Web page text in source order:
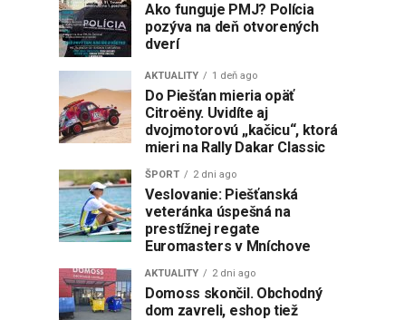
Ako funguje PMJ? Polícia
pozýva na deň otvorených
dverí
AKTUALITY 1 deň ago
Do Piešťan mieria opäť
Citroëny. Uvidíte aj
dvojmotorovú „kačicu“, ktorá
mieri na Rally Dakar Classic
ŠPORT 2 dni ago
Veslovanie: Piešťanská
veteránka úspešná na
prestížnej regate
Euromasters v Mníchove
AKTUALITY 2 dni ago
Domoss skončil. Obchodný
dom zavreli, eshop tiež